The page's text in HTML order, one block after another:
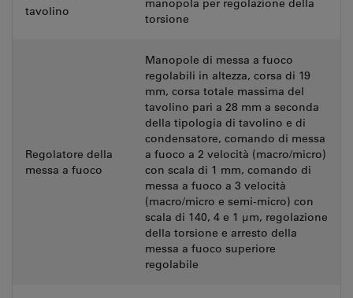
tavolino
manopola per regolazione della
torsione
Regolatore della
messa a fuoco
Manopole di messa a fuoco
regolabili in altezza, corsa di 19
mm, corsa totale massima del
tavolino pari a 28 mm a seconda
della tipologia di tavolino e di
condensatore, comando di messa
a fuoco a 2 velocità (macro/micro)
con scala di 1 mm, comando di
messa a fuoco a 3 velocità
(macro/micro e semi-micro) con
scala di 140, 4 e 1 µm, regolazione
della torsione e arresto della
messa a fuoco superiore
regolabile